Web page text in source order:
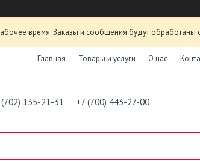
время. Заказы и сообщения будут обработаны
Главная Товары и услуги О нас
(702) 135-21-31 +7 (700) 443-27-00